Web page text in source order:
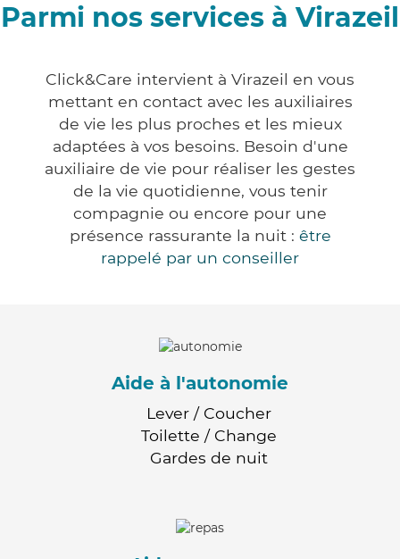
Parmi nos services à Virazeil
Click&Care intervient à Virazeil en vous
mettant en contact avec les auxiliaires
de vie les plus proches et les mieux
adaptées à vos besoins. Besoin d'une
auxiliaire de vie pour réaliser les gestes
de la vie quotidienne, vous tenir
compagnie ou encore pour une
présence rassurante la nuit : être
rappelé par un conseiller
Aide à l'autonomie
Lever / Coucher
Toilette / Change
Gardes de nuit